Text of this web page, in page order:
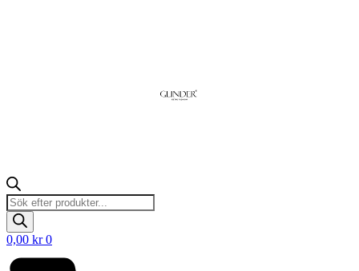
Products
search
0,00 kr 0